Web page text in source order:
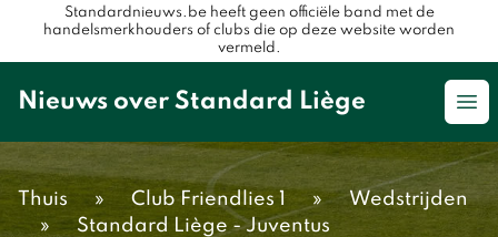
Standardnieuws.be heeft geen officiële band met de
handelsmerkhouders of clubs die op deze website worden
vermeld.
Nieuws over Standard Liège
Thuis » Club Friendlies 1 »
Wedstrijden
»
Standard Liège - Juventus